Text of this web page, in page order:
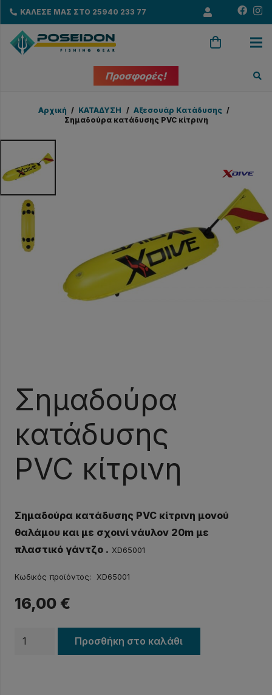
ΚΑΛΕΣΕ ΜΑΣ ΣΤΟ 25940 233 77
Προσφορές!
Αρχική / ΚΑΤΑΔΥΣΗ / Αξεσουάρ Κατάδυσης /
Σημαδούρα κατάδυσης PVC κίτρινη
Σημαδούρα
κατάδυσης
PVC κίτρινη
Σημαδούρα κατάδυσης PVC κίτρινη μονού
θαλάμου και με σχοινί νάυλον 20m με
πλαστικό γάντζο . XD65001
Κωδικός προϊόντος: XD65001
16,00 €
Σημαδούρα
κατάδυσης
Προσθήκη στο καλάθι